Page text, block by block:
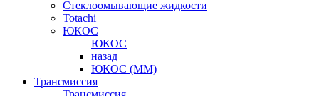
Стеклоомывающие жидкости
Totachi
ЮКОС
ЮКОС
назад
ЮКОС (ММ)
Трансмиссия